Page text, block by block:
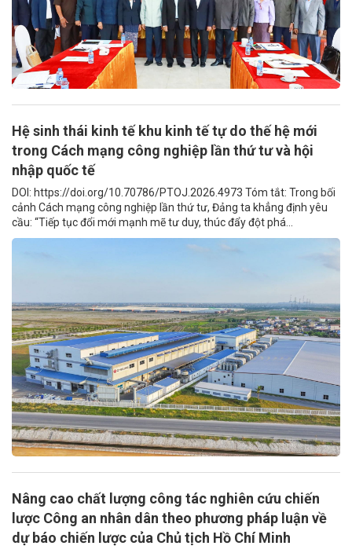
Hệ sinh thái kinh tế khu kinh tế tự do thế hệ mới
trong Cách mạng công nghiệp lần thứ tư và hội
nhập quốc tế
DOI: https://doi.org/10.70786/PTOJ.2026.4973 Tóm tắt: Trong bối
cảnh Cách mạng công nghiệp lần thứ tư, Đảng ta khẳng định yêu
cầu: “Tiếp tục đổi mới mạnh mẽ tư duy, thúc đẩy đột phá...
Nâng cao chất lượng công tác nghiên cứu chiến
lược Công an nhân dân theo phương pháp luận về
dự báo chiến lược của Chủ tịch Hồ Chí Minh